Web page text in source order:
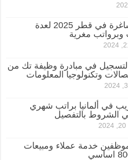
وظائف شاغرة في قطر 2025 لعدة
مغرية
في مبادرة وظيفة تك من
وتكنولوجيا المعلومات
في ألمانيا براتب شهري
الشروط بالتفصيل
خدمة عملاء ومبيعات